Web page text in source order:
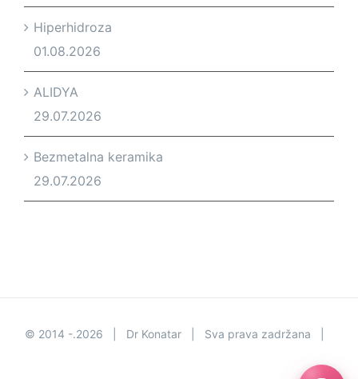
Hiperhidroza
01.08.2026
ALIDYA
29.07.2026
Bezmetalna keramika
29.07.2026
© 2014 -.2026 | Dr Konatar | Sva prava zadržana |